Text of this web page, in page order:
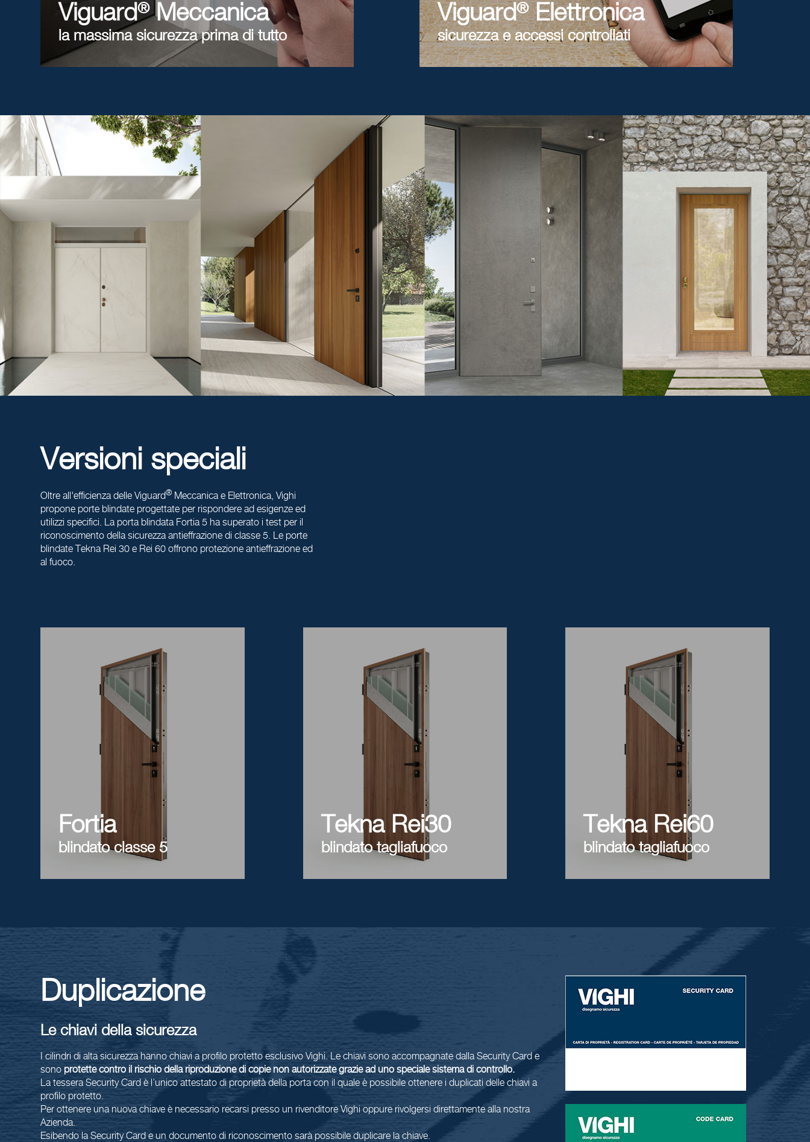
Viguard®Meccanica
la massima sicurezza prima di tutto
Viguard®Elettronica
sicurezza e accessi controllati
Versioni speciali
Oltre all'efficienza delle Viguard® Meccanica e Elettronica, Vighi
propone porte blindate progettate per rispondere ad esigenze ed
utilizzi specifici. La porta blindata Fortia 5 ha superato i test per il
riconoscimento della sicurezza antieffrazione di classe 5. Le porte
blindate Tekna Rei 30 e Rei 60 offrono protezione antieffrazione ed
al fuoco.
Fortia
blindato classe 5
Tekna Rei30
blindato tagliafuoco
Tekna Rei60
blindato tagliafuoco
Duplicazione
Le chiavi della sicurezza
I cilindri di alta sicurezza hanno chiavi a profilo protetto esclusivo Vighi. Le chiavi sono accompagnate dalla Security Card e
sono protette contro il rischio della riproduzione di copie non autorizzate grazie ad uno speciale sistema di controllo.
La tessera Security Card è l’unico attestato di proprietà della porta con il quale è possibile ottenere i duplicati delle chiavi a
profilo protetto.
Per ottenere una nuova chiave è necessario recarsi presso un rivenditore Vighi oppure rivolgersi direttamente alla nostra
Azienda.
Esibendo la Security Card e un documento di riconoscimento sarà possibile duplicare la chiave.